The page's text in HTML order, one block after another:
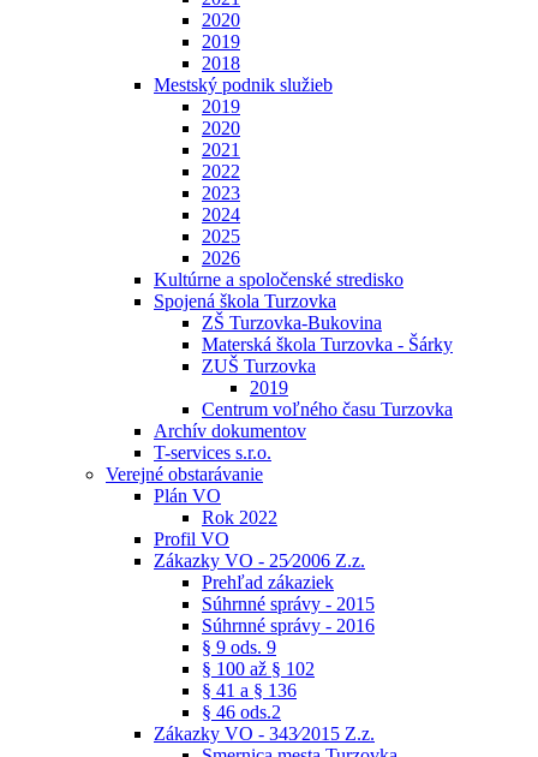
2020
2019
2018
Mestský podnik služieb
2019
2020
2021
2022
2023
2024
2025
2026
Kultúrne a spoločenské stredisko
Spojená škola Turzovka
ZŠ Turzovka-Bukovina
Materská škola Turzovka - Šárky
ZUŠ Turzovka
2019
Centrum voľného času Turzovka
Archív dokumentov
T-services s.r.o.
Verejné obstarávanie
Plán VO
Rok 2022
Profil VO
Zákazky VO - 25⁄2006 Z.z.
Prehľad zákaziek
Súhrnné správy - 2015
Súhrnné správy - 2016
§ 9 ods. 9
§ 100 až § 102
§ 41 a § 136
§ 46 ods.2
Zákazky VO - 343⁄2015 Z.z.